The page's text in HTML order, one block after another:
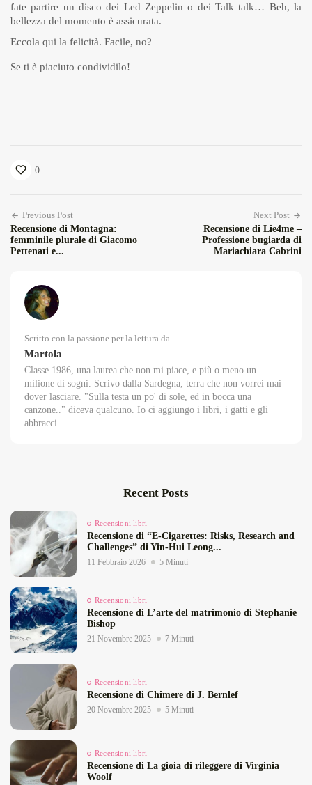
fate partire un disco dei Led Zeppelin o dei Talk talk… Beh, la
bellezza del momento è assicurata.
Eccola qui la felicità. Facile, no?
Se ti è piaciuto condividilo!
0
Previous Post
Recensione di Montagna:
femminile plurale di Giacomo
Pettenati e...
Next Post
Recensione di Lie4me –
Professione bugiarda di
Mariachiara Cabrini
Scritto con la passione per la lettura da
Martola
Classe 1986, una laurea che non mi piace, e più o meno un
milione di sogni. Scrivo dalla Sardegna, terra che non vorrei mai
dover lasciare. "Sulla testa un po' di sole, ed in bocca una
canzone.." diceva qualcuno. Io ci aggiungo i libri, i gatti e gli
abbracci.
Recent Posts
Recensioni libri
Recensione di “E‑Cigarettes: Risks, Research and
Challenges” di Yin‑Hui Leong...
11 Febbraio 2026 5 Minuti
Recensioni libri
Recensione di L’arte del matrimonio di Stephanie
Bishop
21 Novembre 2025 7 Minuti
Recensioni libri
Recensione di Chimere di J. Bernlef
20 Novembre 2025 5 Minuti
Recensioni libri
Recensione di La gioia di rileggere di Virginia
Woolf